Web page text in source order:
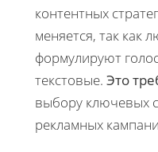
контентных
меняется, так как
формулируют
текстовые. Это
выбору ключевых
рекламных